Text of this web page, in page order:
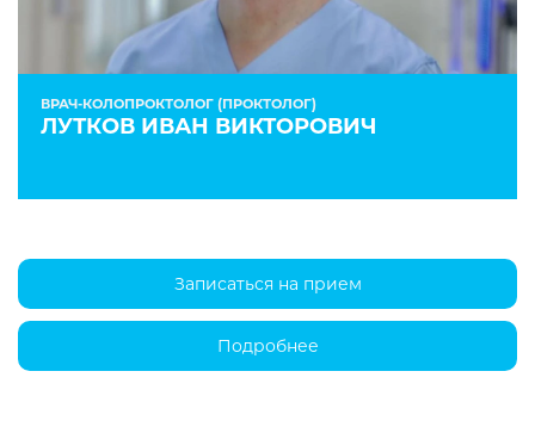
ВРАЧ-КОЛОПРОКТОЛОГ (ПРОКТОЛОГ)
ЛУТКОВ ИВАН ВИКТОРОВИЧ
Записаться на прием
Подробнее